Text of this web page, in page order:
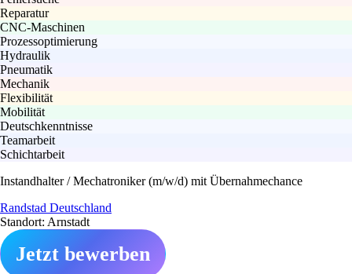
Reparatur
CNC-Maschinen
Prozessoptimierung
Hydraulik
Pneumatik
Mechanik
Flexibilität
Mobilität
Deutschkenntnisse
Teamarbeit
Schichtarbeit
Instandhalter / Mechatroniker (m/w/d) mit Übernahmechance
Randstad Deutschland
Standort: Arnstadt
Jetzt bewerben